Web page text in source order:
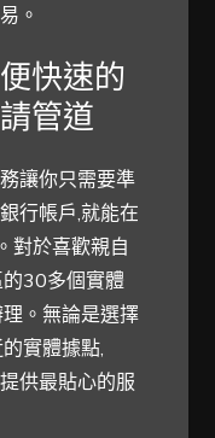
。
快速的
管道
讓你只需要準
行帳戶,就能在
對於喜歡親自
30多個實體
。無論是選擇
實體據點,
供最貼心的服